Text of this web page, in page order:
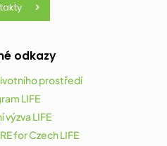
odkazy
prostředí
LIFE
výzva LIFE
for Czech LIFE